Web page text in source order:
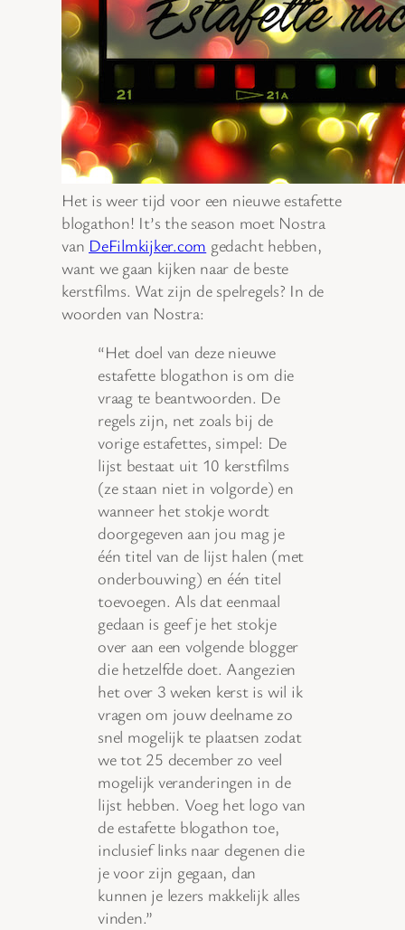
Het is weer tijd voor een nieuwe estafette
blogathon! It’s the season moet Nostra
van DeFilmkijker.com gedacht hebben,
want we gaan kijken naar de beste
kerstfilms. Wat zijn de spelregels? In de
woorden van Nostra:
“Het doel van deze nieuwe
estafette blogathon is om die
vraag te beantwoorden. De
regels zijn, net zoals bij de
vorige estafettes, simpel: De
lijst bestaat uit 10 kerstfilms
(ze staan niet in volgorde) en
wanneer het stokje wordt
doorgegeven aan jou mag je
één titel van de lijst halen (met
onderbouwing) en één titel
toevoegen. Als dat eenmaal
gedaan is geef je het stokje
over aan een volgende blogger
die hetzelfde doet. Aangezien
het over 3 weken kerst is wil ik
vragen om jouw deelname zo
snel mogelijk te plaatsen zodat
we tot 25 december zo veel
mogelijk veranderingen in de
lijst hebben. Voeg het logo van
de estafette blogathon toe,
inclusief links naar degenen die
je voor zijn gegaan, dan
kunnen je lezers makkelijk alles
vinden.”